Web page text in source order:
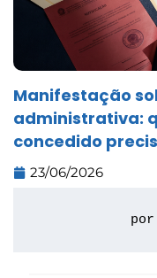
Manifestação
administrativa:
concedido
23/06/2026